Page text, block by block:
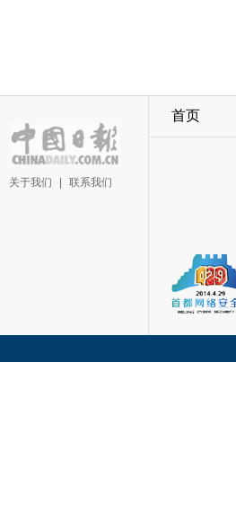
关于我们 联系我们
首页